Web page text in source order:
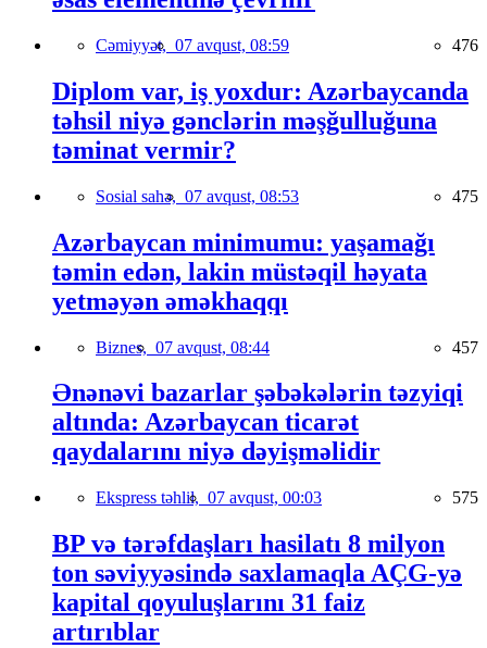
Cəmiyyət, 07 avqust, 08:59 476
Diplom var, iş yoxdur: Azərbaycanda
təhsil niyə gənclərin məşğulluğuna
təminat vermir?
Sosial sahə, 07 avqust, 08:53 475
Azərbaycan minimumu: yaşamağı
təmin edən, lakin müstəqil həyata
yetməyən əməkhaqqı
Biznes, 07 avqust, 08:44 457
Ənənəvi bazarlar şəbəkələrin təzyiqi
altında: Azərbaycan ticarət
qaydalarını niyə dəyişməlidir
Ekspress təhlil, 07 avqust, 00:03 575
BP və tərəfdaşları hasilatı 8 milyon
ton səviyyəsində saxlamaqla AÇG-yə
kapital qoyuluşlarını 31 faiz
artırıblar